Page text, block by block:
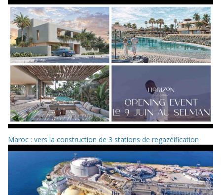
Maroc : vers la construction de 3 stations de regazéification